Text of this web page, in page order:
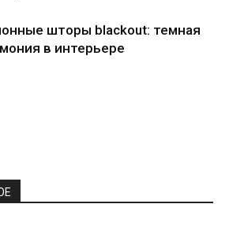
шторы blackout: темная
в интерьере